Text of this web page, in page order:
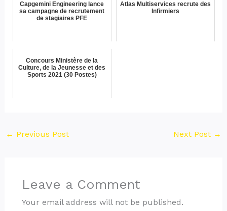
Capgemini Engineering lance
sa campagne de recrutement
de stagiaires PFE
Atlas Multiservices recrute des
Infirmiers
Concours Ministère de la
Culture, de la Jeunesse et des
Sports 2021 (30 Postes)
← Previous Post Next Post →
Leave a Comment
Your email address will not be published.